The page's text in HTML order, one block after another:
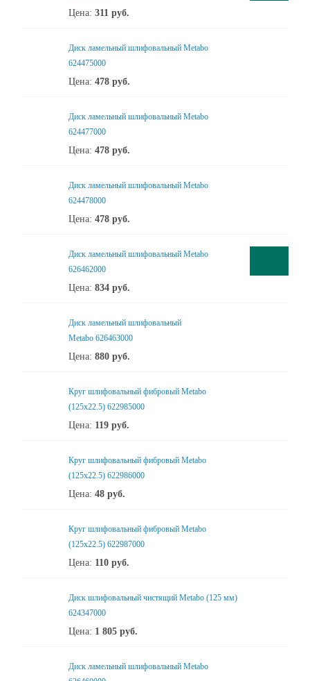
Цена: 311 руб.
Диск ламельный шлифовальный Metabo
624475000
Цена: 478 руб.
Диск ламельный шлифовальный Metabo
624477000
Цена: 478 руб.
Диск ламельный шлифовальный Metabo
624478000
Цена: 478 руб.
Диск ламельный шлифовальный Metabo
626462000
Цена: 834 руб.
Диск ламельный шлифовальный
Metabo 626463000
Цена: 880 руб.
Круг шлифовальный фибровый Metabo
(125х22.5) 622985000
Цена: 119 руб.
Круг шлифовальный фибровый Metabo
(125х22.5) 622986000
Цена: 48 руб.
Круг шлифовальный фибровый Metabo
(125х22.5) 622987000
Цена: 110 руб.
Диск шлифовальный чистящий Metabo (125 мм)
624347000
Цена: 1 805 руб.
Диск ламельный шлифовальный Metabo